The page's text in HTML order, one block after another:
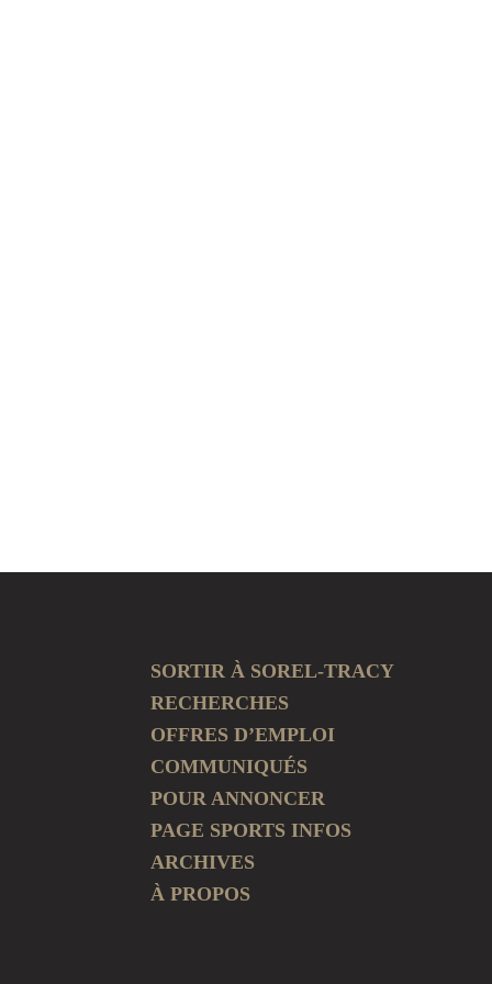
SORTIR À SOREL-TRACY
RECHERCHES
OFFRES D’EMPLOI
COMMUNIQUÉS
POUR ANNONCER
PAGE SPORTS INFOS
ARCHIVES
À PROPOS